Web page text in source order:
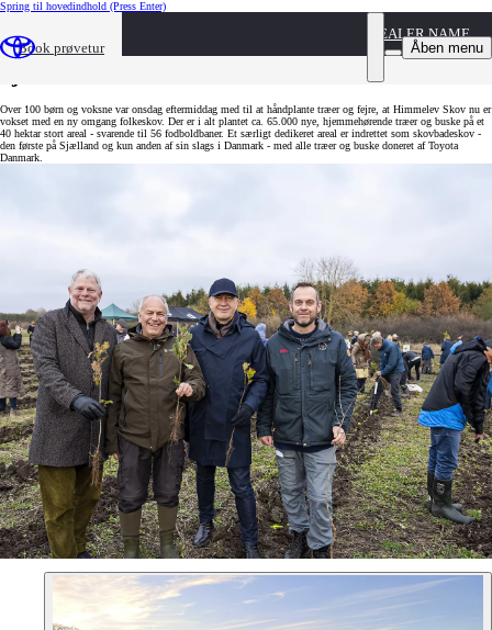
Spring til hovedindhold (Press Enter)
Book prøvetur
DEALER NAME
Åben menu
Fra venstre Tomas Breddam, borgmester i Roskilde Kommune, skovrider Jens Peter Simonsen fra
Naturstyrelsen, adm. direktør Alar Metsson fra Toyota Danmark, og formand Lars Heiselberg Vang Jensen fra
Growing Trees Network.
Over 100 børn og voksne var onsdag eftermiddag med til at håndplante træer og fejre, at Himmelev Skov nu er
vokset med en ny omgang folkeskov. Der er i alt plantet ca. 65.000 nye, hjemmehørende træer og buske på et
40 hektar stort areal - svarende til 56 fodboldbaner. Et særligt dedikeret areal er indrettet som skovbadeskov -
den første på Sjælland og kun anden af sin slags i Danmark - med alle træer og buske doneret af Toyota
Danmark.